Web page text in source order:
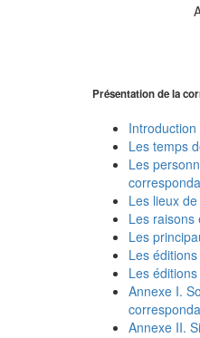
Présentation de la
Introduction
Les temps
Les
Les lieux
Les raisons
Les
Les
Les
Annexe I.
Annexe II.